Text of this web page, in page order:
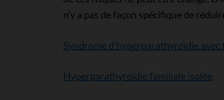
n’y a pas de façon spécifique de
Syndrome d'hyperparathyroïdie avec
Hyperparathyroïdie familiale isolée